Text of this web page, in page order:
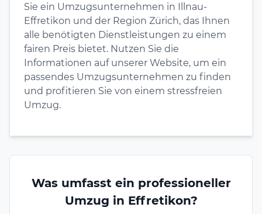
Sie ein Umzugsunternehmen in Illnau-
Effretikon und der Region Zürich, das Ihnen
alle benötigten Dienstleistungen zu einem
fairen Preis bietet. Nutzen Sie die
Informationen auf unserer Website, um ein
passendes Umzugsunternehmen zu finden
und profitieren Sie von einem stressfreien
Umzug.
Was umfasst ein professioneller
Umzug in Effretikon?